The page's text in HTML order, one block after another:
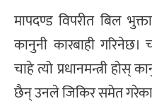
मापदण्ड विपरीत बिल
कानुनी कारबाही गरिनेछ।
चाहे त्यो प्रधानमन्त्री होस्
छैन् उनले जिकिर समेत